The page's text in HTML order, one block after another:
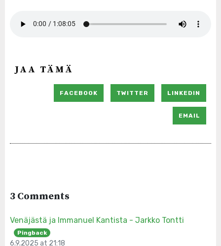
JAA TÄMÄ
FACEBOOK TWITTER LINKEDIN
EMAIL
3 Comments
Venäjästä ja Immanuel Kantista - Jarkko Tontti
Pingback
6.9.2025 at 21:18